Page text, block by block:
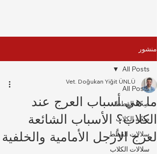
منشور
All Posts
صِحّة القطط
صِحّة الكلاب
سلالات القطط
سلالات الكلاب
All Posts
ما هي أسباب العرج عند
الكلاب؟ الأسباب الشائعة
لعرج الأرجل الأمامية والخلفية
Vet. Doğukan Yiğit ÜNLÜ